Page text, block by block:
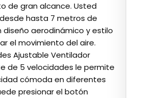
de gran alcance. Usted
hasta 7 metros de
diseño aerodinámico y estilo
el movimiento del aire.
Ajustable Ventilador
de 5 velocidades le permite
cómoda en diferentes
presionar el botón